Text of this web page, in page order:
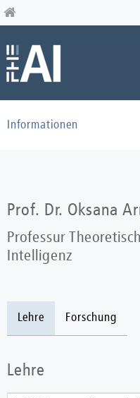
Skip
to
content
Informationen
Prof. Dr. Oksana
Professur
Intelligenz
Lehre Forschung
Lehre